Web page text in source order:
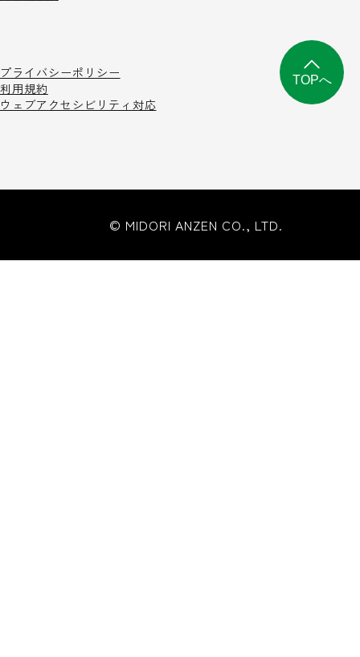
プライバシーポリシー
利用規約
ウェブアクセシビリティ対応
© MIDORI ANZEN CO., LTD.
TOPへ